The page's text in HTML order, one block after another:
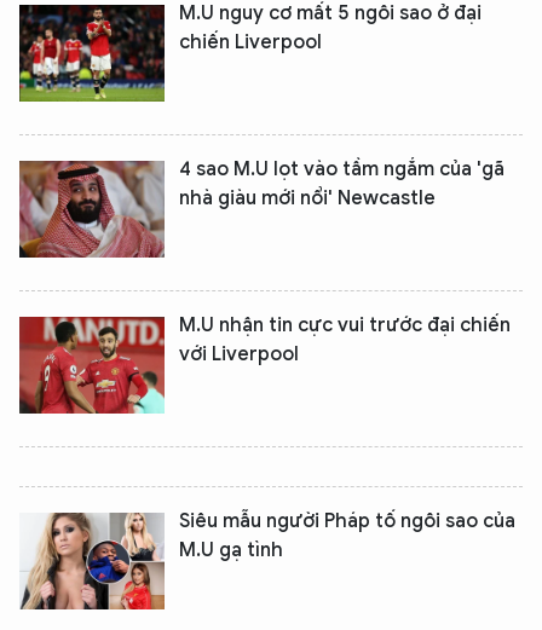
M.U nguy cơ mất 5 ngôi sao ở đại
chiến Liverpool
4 sao M.U lọt vào tầm ngắm của 'gã
nhà giàu mới nổi' Newcastle
M.U nhận tin cực vui trước đại chiến
với Liverpool
Siêu mẫu người Pháp tố ngôi sao của
M.U gạ tình